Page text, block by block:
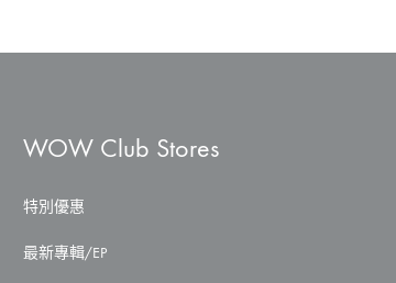
WOW Club Stores
特別優惠
最新專輯/EP